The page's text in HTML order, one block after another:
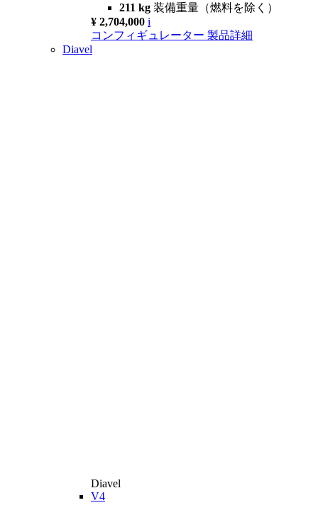
211 kg 装備重量（燃料を除く）
¥ 2,704,000 i
コンフィギュレーター 製品詳細
Diavel
Diavel
V4